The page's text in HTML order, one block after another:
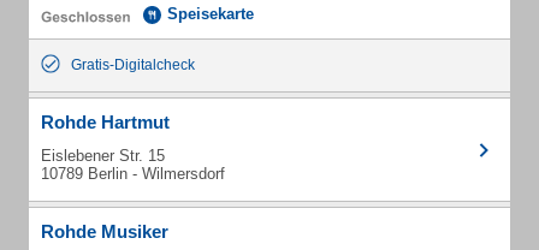
Speisekarte
Gratis-Digitalcheck
Rohde Hartmut
Eislebener Str. 15
10789 Berlin - Wilmersdorf
Rohde Musiker